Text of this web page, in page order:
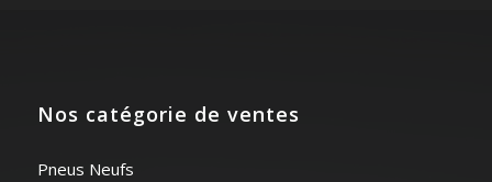
Nos catégorie de ventes
Pneus Neufs